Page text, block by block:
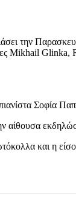
την
Mikhail Glinka,
Σοφία
αίθουσα
και η